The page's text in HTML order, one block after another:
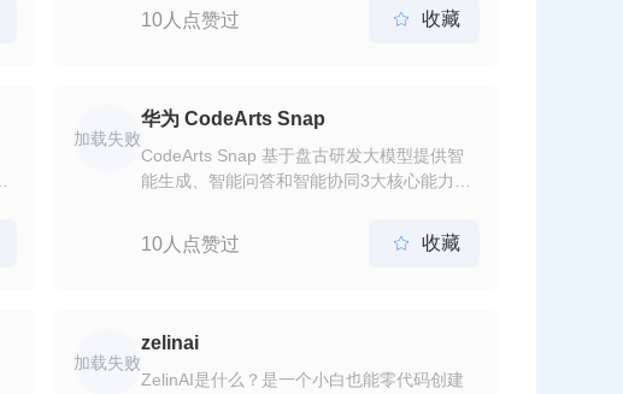
10人点赞过  收藏
加载失败
华为 CodeArts Snap
CodeArts Snap 基于盘古研发大模型提供智
能生成、智能问答和智能协同3大核心能力，
量代码优化、代码质量看护、应用便捷部署等
多种研发场景重塑软件开发。 服务当前处于
10人点赞过  收藏
加载失败
zelinai
ZelinAI是什么？是一个小白也能零代码创建